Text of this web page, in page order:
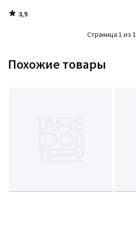
3,9
/
Страница 1 из 1
Похожие товары